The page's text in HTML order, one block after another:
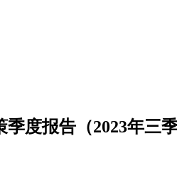
季度报告（2023年